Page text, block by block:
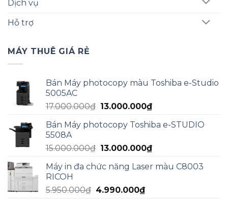
Dịch vụ
Hỗ trợ
MÁY THUÊ GIÁ RẺ
Bán Máy photocopy màu Toshiba e-Studio
5005AC
17.000.000₫ Giá
là:
13.000.000₫Giá
tại
13.000.000₫.
Bán Máy photocopy Toshiba e-STUDIO
5508A
15.000.000₫ Giá
là:
13.000.000₫Giá
tại
Máy in đa chức năng Laser màu C8003
RICOH
5.950.000₫ Giá
4.990.000₫Giá